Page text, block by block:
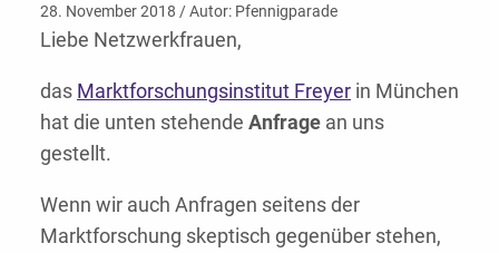
28. November 2018 / Autor: Pfennigparade
Liebe Netzwerkfrauen,
das Marktforschungsinstitut Freyer in München
hat die unten stehende Anfrage an uns
gestellt.
Wenn wir auch Anfragen seitens der
Marktforschung skeptisch gegenüber stehen,